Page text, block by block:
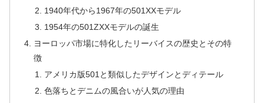
1940年代から1967年の501XXモデル
1954年の501ZXXモデルの誕生
ヨーロッパ市場に特化したリーバイスの歴史とその特
徴
アメリカ版501と類似したデザインとディテール
色落ちとデニムの風合いが人気の理由